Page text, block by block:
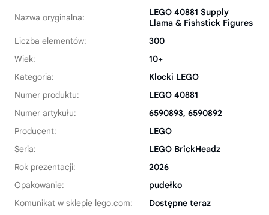
Nazwa oryginalna:
LEGO 40881 Supply
Llama & Fishstick Figures
Liczba elementów:
300
Wiek:
10+
Kategoria:
Klocki LEGO
Numer produktu:
LEGO 40881
Numer artykułu:
6590893, 6590892
Producent:
LEGO
Seria:
LEGO BrickHeadz
Rok prezentacji:
2026
Opakowanie:
pudełko
Komunikat w sklepie lego.com:
Dostępne teraz